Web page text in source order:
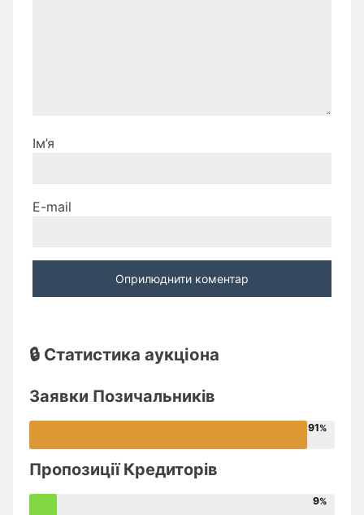
Ім’я
E-mail
🔒 Статистика аукціона
Заявки Позичальників
91
Пропозиції Кредиторів
9